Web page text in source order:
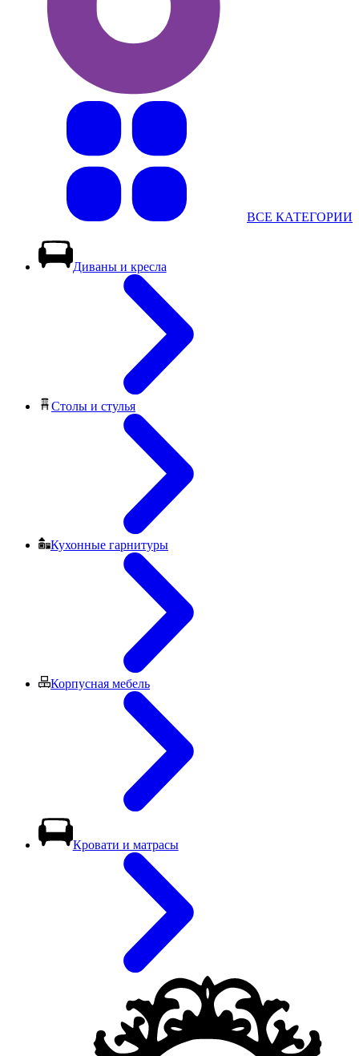
ВСЕ КАТЕГОРИИ
Диваны и кресла
Столы и стулья
Кухонные гарнитуры
Корпусная мебель
Кровати и матрасы